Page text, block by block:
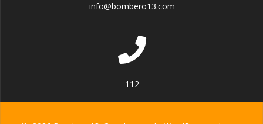
info@bombero13.com
112